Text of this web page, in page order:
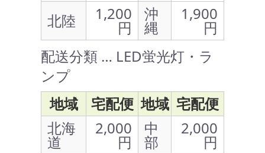
北陸
1,200
円
沖
縄
1,900
円
配送分類 … LED蛍光灯・ラ
ンプ
地域
宅配便 地域 宅配便
北海
道
2,000
円
中
部
2,000
円